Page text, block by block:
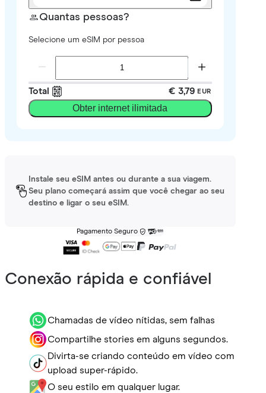
Quantas pessoas?
Selecione um eSIM por pessoa
Total € 3,79 EUR
Obter internet ilimitada
Instale seu eSIM antes ou durante a sua viagem.
Seu plano começará assim que você chegar ao seu
destino e ligar o seu eSIM.
Pagamento Seguro
Conexão rápida e confiável
Chamadas de vídeo nítidas, sem falhas
Compartilhe stories em alguns segundos.
Divirta-se criando conteúdo em vídeo com
upload super-rápido.
O seu estilo em qualquer lugar.